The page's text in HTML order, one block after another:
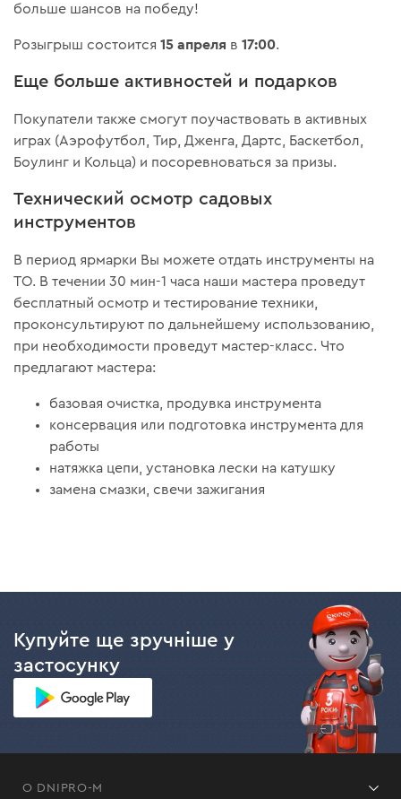
больше шансов на победу!
Розыгрыш состоится15 апреля в17:00.
Еще больше активностей и подарков
Покупатели также смогут поучаствовать в активных
играх (Аэрофутбол, Тир, Дженга, Дартс, Баскетбол,
Боулинг и Кольца) и посоревноваться за призы.
Технический осмотр садовых
инструментов
В период ярмарки Вы можете отдать инструменты на
ТО. В течении 30 мин-1 часа наши мастера проведут
бесплатный осмотр и тестирование техники,
проконсультируют по дальнейшему использованию,
при необходимости проведут мастер-класс. Что
предлагают мастера:
базовая очистка, продувка инструмента
консервация или подготовка инструмента для
работы
натяжка цепи, установка лески на катушку
замена смазки, свечи зажигания
Купуйте ще зручніше у
застосунку
О DNIPRO-M